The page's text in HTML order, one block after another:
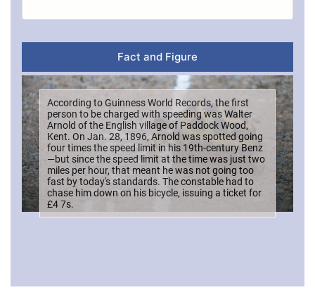
Fact and Figure
According to Guinness World Records, the first
person to be charged with speeding was Walter
Arnold of the English village of Paddock Wood,
Kent. On Jan. 28, 1896, Arnold was spotted going
four times the speed limit in his 19th-century Benz
—but since the speed limit at the time was just two
miles per hour, that meant he was not going too
fast by today's standards. The constable had to
chase him down on his bicycle, issuing a ticket for
£4 7s.